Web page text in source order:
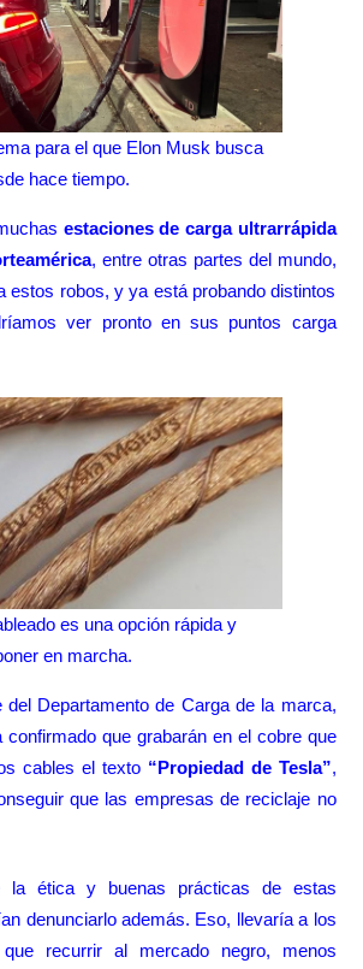
para el que Elon Musk busca
hace tiempo.
estaciones de carga ultrarrápida
, entre otras partes del mundo,
estos robos, y ya está probando distintos
ver pronto en sus puntos carga
es una opción rápida y
en marcha.
del Departamento de Carga de la marca,
confirmado que grabarán en el cobre que
cables el texto “Propiedad de Tesla”,
que las empresas de reciclaje no
la ética y buenas prácticas de estas
denunciarlo además. Eso, llevaría a los
recurrir al mercado negro, menos